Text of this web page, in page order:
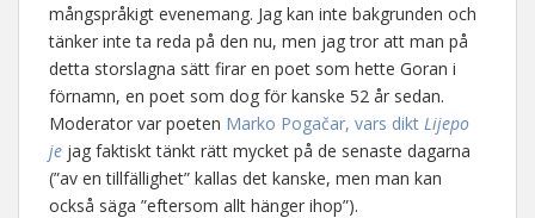
mångspråkigt evenemang. Jag kan inte bakgrunden och
tänker inte ta reda på den nu, men jag tror att man på
detta storslagna sätt firar en poet som hette Goran i
förnamn, en poet som dog för kanske 52 år sedan.
Moderator var poeten Marko Pogačar, vars dikt Lijepo
je jag faktiskt tänkt rätt mycket på de senaste dagarna
(”av en tillfällighet” kallas det kanske, men man kan
också säga ”eftersom allt hänger ihop”).